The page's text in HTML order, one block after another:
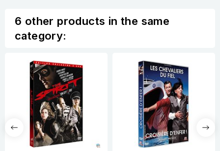
6 other products in the same
category: